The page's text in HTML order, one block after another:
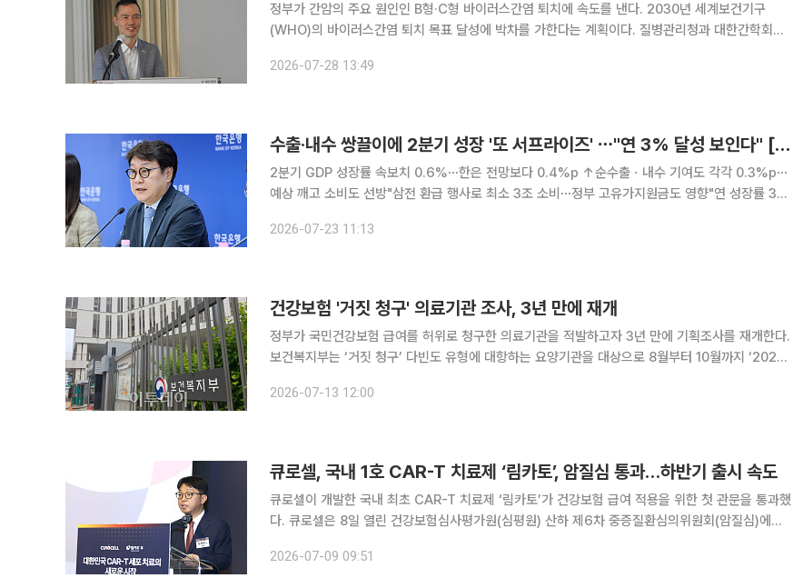
정부가 간암의 주요 원인인 B형·C형 바이러스간염 퇴치에 속도를 낸다. 2030년 세계보건기구
(WHO)의 바이러스간염 퇴치 목표 달성에 박차를 가한다는 계획이다. 질병관리청과 대한간학회는
2026-07-28 13:49
수출·내수 쌍끌이에 2분기 성장 '또 서프라이즈' ⋯"연 3% 달성 보인다" [종합]
2분기 GDP 성장률 속보치 0.6%⋯한은 전망보다 0.4%p ↑순수출ㆍ내수 기여도 각각 0.3%p⋯
예상 깨고 소비도 선방"삼전 환급 행사로 최소 3조 소비⋯정부 고유가지원금도 영향"연 성장률 3%
기에도 가파른 성장세를 이어갔다. 특히 반도체 가격 급등 속
2026-07-23 11:13
건강보험 '거짓 청구' 의료기관 조사, 3년 만에 재개
정부가 국민건강보험 급여를 허위로 청구한 의료기관을 적발하고자 3년 만에 기획조사를 재개한다.
보건복지부는 ‘거짓 청구’ 다빈도 유형에 대항하는 요양기관을 대상으로 8월부터 10월까지 ‘2026
려 청구하는 행위 △환자에게서 비용을 받은 비급여 진료행위를 급
2026-07-13 12:00
큐로셀, 국내 1호 CAR-T 치료제 ‘림카토’, 암질심 통과…하반기 출시 속도
큐로셀이 개발한 국내 최초 CAR-T 치료제 ‘림카토’가 건강보험 급여 적용을 위한 첫 관문을 통과했
다. 큐로셀은 8일 열린 건강보험심사평가원(심평원) 산하 제6차 중증질환심의위원회(암질심)에서
심에서 급여 기준 마련이 추진되면서 향후 건강보험 등재와 시
2026-07-09 09:51